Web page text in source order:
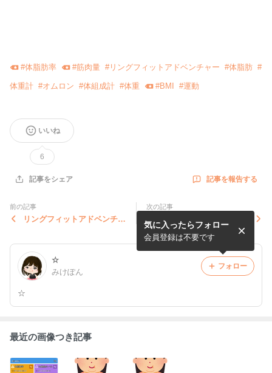
#体脂肪率 #筋肉量 #リングフィットアドベンチャー #体脂肪 #
体重計 #オムロン #体組成計 #体重 #BMI #運動
いいね
6
記事をシェア 記事を報告する
前の記事
リングフィットアドベンチャ
次の記事
☆
みけぽん
☆
気に入ったらフォロー
会員登録は不要です
フォロー
最近の画像つき記事